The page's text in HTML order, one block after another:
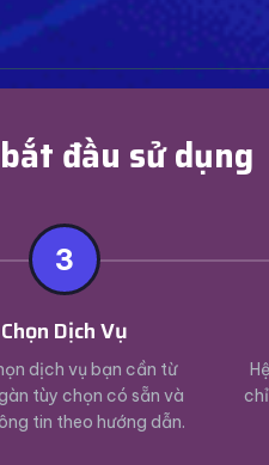
đầu sử dụng
3
Chọn Dịch Vụ
dịch vụ bạn cần từ
tùy chọn có sẵn và
tin theo hướng dẫn.